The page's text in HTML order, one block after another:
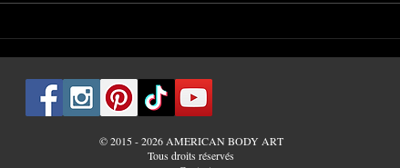
Le débouchage d'un
piercing | American Body
Art #1473
Le
© 2015 - 2026 AMERICAN BODY ART
Tous droits réservés